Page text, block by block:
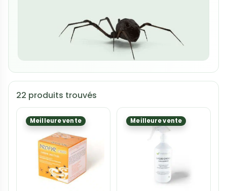
22 produits trouvés
Meilleure vente Meilleure vente